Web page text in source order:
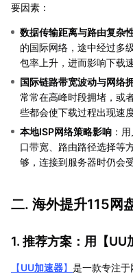
要因素：
数据传输距离与路由复杂
的国际网络，途中经过多
包率上升，进而影响下载速
国际链路带宽波动与网络
常常在高峰时段拥堵，或
些都会使下载过程出现速
本地ISP网络策略影响 ：
口带宽、路由路径选择等
够，连接到服务器时仍会
二. 海外提升115网
1. 推荐方案：用【UU
【UU加速器】 是一款专注